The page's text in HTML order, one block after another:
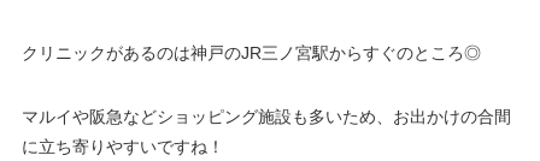
クリニックがあるのは神戸のJR三ノ宮駅からすぐのところ◎
マルイや阪急などショッピング施設も多いため、お出かけの合間
に立ち寄りやすいですね！